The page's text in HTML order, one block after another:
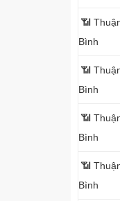
📶
Bình
📶
Bình
📶
Bình
📶
Bình